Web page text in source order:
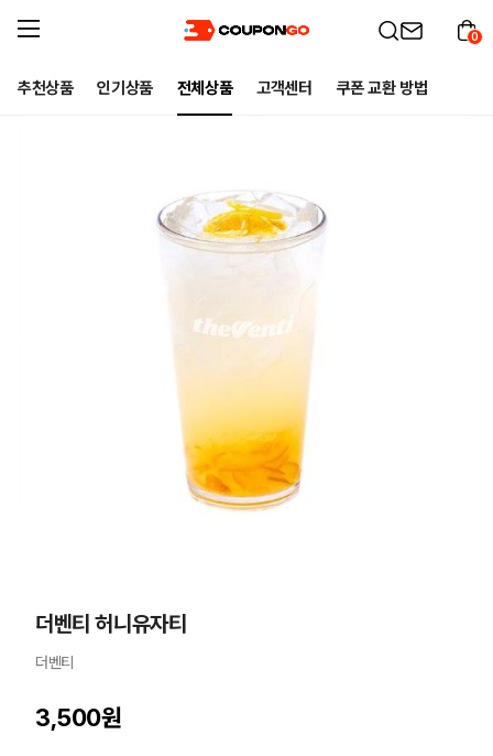
추천상품 인기상품 전체상품 고객센터 쿠폰 교환 방법
0
더벤티 허니유자티
더벤티
3,500원